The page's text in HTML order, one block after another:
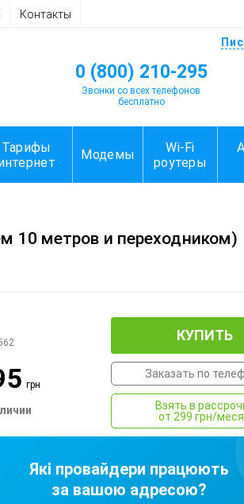
Контакты
0 (800) 210-295
Звонки со всех телефонов
бесплатно
Тарифы
Модемы
Wi-Fi
роутеры
10 метров и переходником)
грн
КУПИТЬ
Заказать по
Взять в
от 299 грн/
Які провайдери працюють
за вашою адресою?